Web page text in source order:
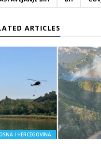
ARTICLES
I HERCEGOVINA